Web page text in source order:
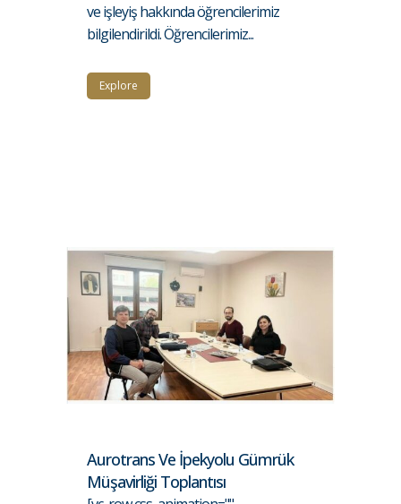
ve işleyiş hakkında öğrencilerimiz
bilgilendirildi. Öğrencilerimiz...
Explore
Aurotrans Ve İpekyolu Gümrük
Müşavirliği Toplantısı